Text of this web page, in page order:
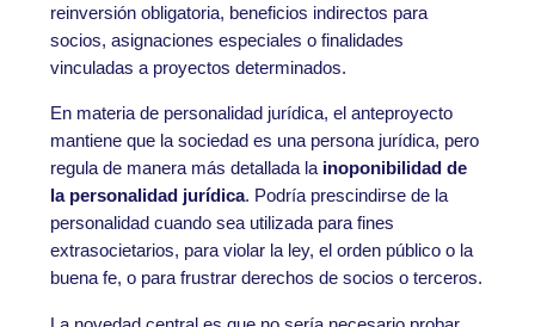
reinversión obligatoria, beneficios indirectos para
socios, asignaciones especiales o finalidades
vinculadas a proyectos determinados.
En materia de personalidad jurídica, el anteproyecto
mantiene que la sociedad es una persona jurídica, pero
regula de manera más detallada la inoponibilidad de
la personalidad jurídica. Podría prescindirse de la
personalidad cuando sea utilizada para fines
extrasocietarios, para violar la ley, el orden público o la
buena fe, o para frustrar derechos de socios o terceros.